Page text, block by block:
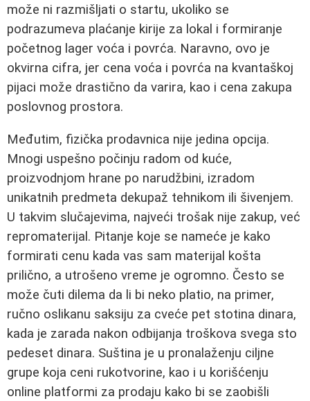
može ni razmišljati o startu, ukoliko se
podrazumeva plaćanje kirije za lokal i formiranje
početnog lager voća i povrća. Naravno, ovo je
okvirna cifra, jer cena voća i povrća na kvantaškoj
pijaci može drastično da varira, kao i cena zakupa
poslovnog prostora.
Međutim, fizička prodavnica nije jedina opcija.
Mnogi uspešno počinju radom od kuće,
proizvodnjom hrane po narudžbini, izradom
unikatnih predmeta dekupaž tehnikom ili šivenjem.
U takvim slučajevima, najveći trošak nije zakup, već
repromaterijal. Pitanje koje se nameće je kako
formirati cenu kada vas sam materijal košta
prilično, a utrošeno vreme je ogromno. Često se
može čuti dilema da li bi neko platio, na primer,
ručno oslikanu saksiju za cveće pet stotina dinara,
kada je zarada nakon odbijanja troškova svega sto
pedeset dinara. Suština je u pronalaženju ciljne
grupe koja ceni rukotvorine, kao i u korišćenju
online platformi za prodaju kako bi se zaobišli